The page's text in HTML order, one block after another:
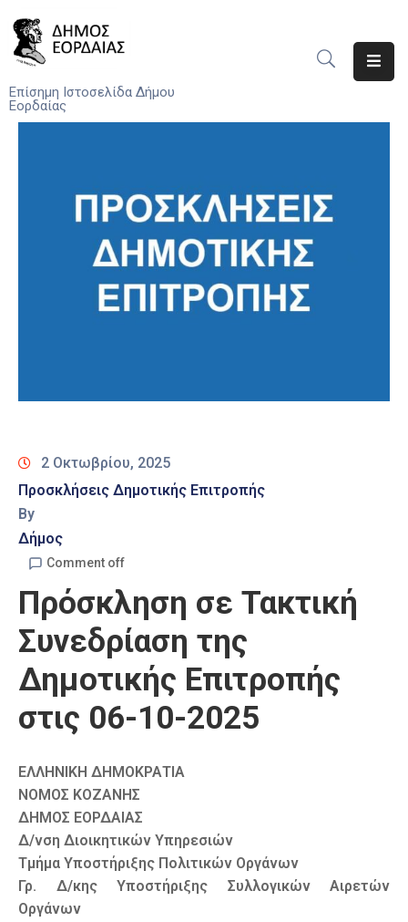
Επίσημη Ιστοσελίδα Δήμου
Εορδαίας
Ο
Υπηρεσίες
Προσκλήσεις
2 Οκτωβρίου, 2025
Προσκλήσεις Δημοτικής Επιτροπής
By
Δήμος
Comment off
Πρόσκληση σε Τακτική
Συνεδρίαση της
Δημοτικής Επιτροπής
στις 06-10-2025
ΕΛΛΗΝΙΚΗ ΔΗΜΟΚΡΑΤΙΑ
ΝΟΜΟΣ ΚΟΖΑΝΗΣ
ΔΗΜΟΣ ΕΟΡΔΑΙΑΣ
Δ/νση Διοικητικών Υπηρεσιών
Τμήμα Υποστήριξης Πολιτικών Οργάνων
Γρ. Δ/κης Υποστήριξης Συλλογικών Αιρετών
Οργάνων